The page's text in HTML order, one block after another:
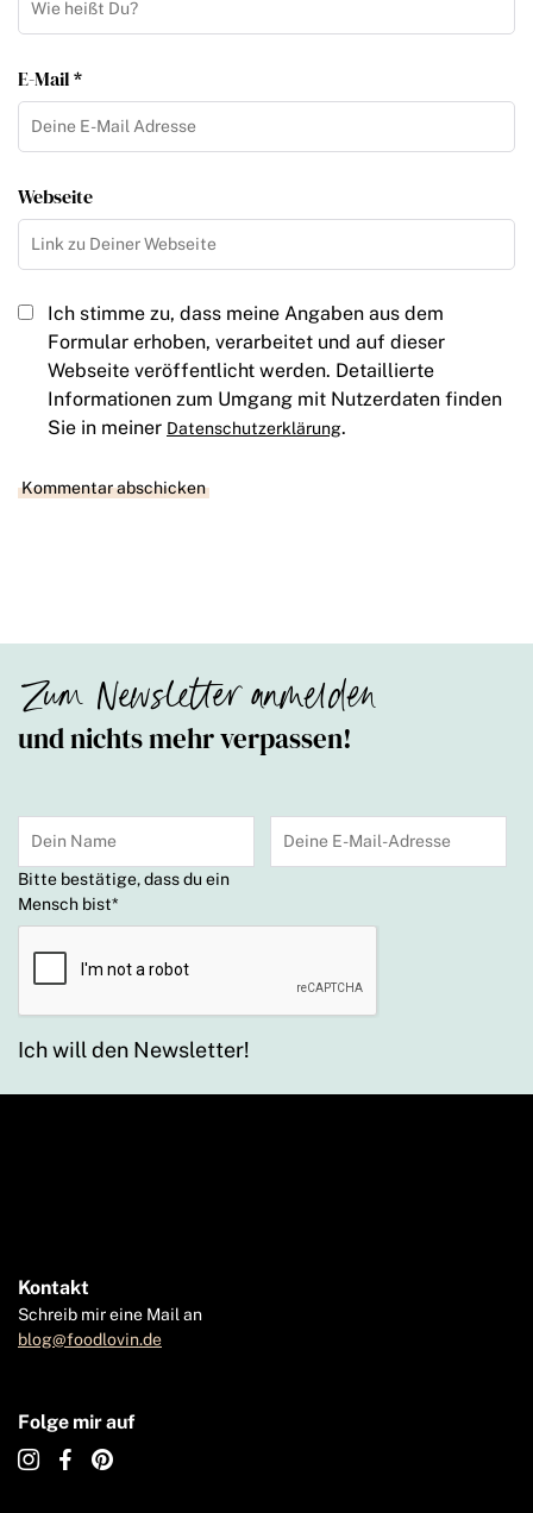
E-Mail *
Webseite
Ich stimme zu, dass meine Angaben aus dem
Formular erhoben, verarbeitet und auf dieser
Webseite veröffentlicht werden. Detaillierte
Informationen zum Umgang mit Nutzerdaten finden
Sie in meiner Datenschutzerklärung.
Zum Newsletter anmelden
und nichts mehr verpassen!
Bitte bestätige, dass du ein
Mensch bist*
Ich will den Newsletter!
Kontakt
Schreib mir eine Mail an
blog@foodlovin.de
Folge mir auf